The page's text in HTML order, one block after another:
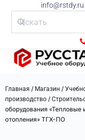
info@rstdy.ru
Главная / Магазин /
производство /
оборудования «Тепловые
отопления» ТГХ-ПО